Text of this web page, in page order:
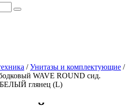
/Унитазы и комплектующие /
WAVE ROUND сид.
БЕЛЫЙ глянец (L)